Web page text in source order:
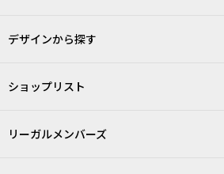
デザインから探す
ショップリスト
リーガルメンバーズ